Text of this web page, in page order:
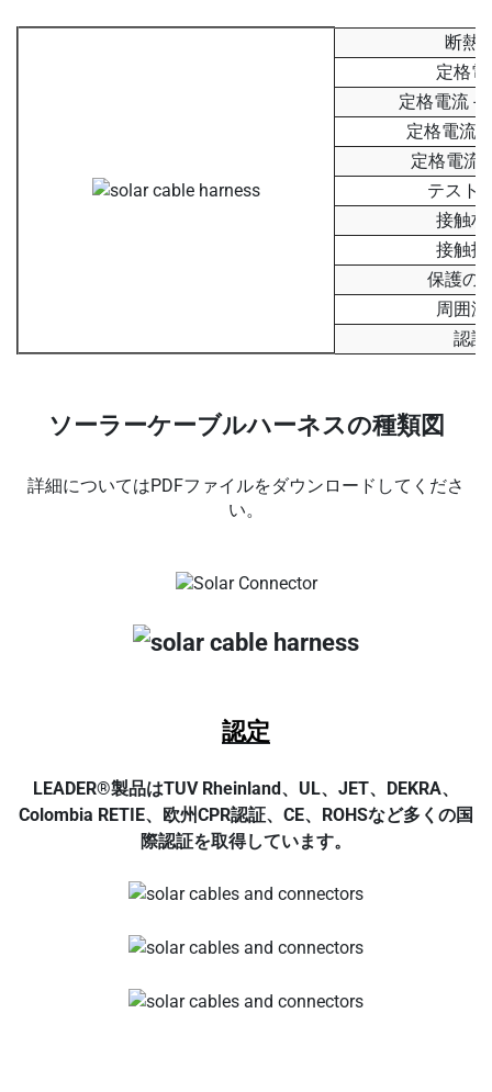
断熱
定格
定格電流 -
定格電流 -
定格電流
テスト
接触
接触
保護の
周囲
認証
ソーラーケーブルハーネスの種類図
詳細についてはPDFファイルをダウンロードしてくださ
い。
認定
LEADER®製品はTUV Rheinland、UL、JET、DEKRA、
Colombia RETIE、欧州CPR認証、CE、ROHSなど多くの国
際認証を取得しています。